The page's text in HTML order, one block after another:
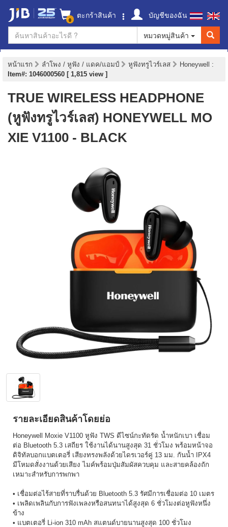
0 ตะกร้าสินค้า
บัญชีของฉัน
หมวดหมู่สินค้า
หน้าแรก ลำโพง / หูฟัง / แดค/แอมป์ หูฟังทรูไวร์เลส Honeywell :
Item#: 1046000560 [ 1,815 view ]
TRUE WIRELESS HEADPHONE
(หูฟังทรูไวร์เลส) HONEYWELL MO
XIE V1100 - BLACK
รายละเอียดสินค้าโดยย่อ
Honeywell Moxie V1100 หูฟัง TWS ดีไซน์กะทัดรัด น้ำหนักเบา เชื่อม
ต่อ Bluetooth 5.3 เสถียร ใช้งานได้นานสูงสุด 31 ชั่วโมง พร้อมหน้าจอ
ดิจิทัลบอกแบตเตอรี่ เสียงทรงพลังด้วยไดรเวอร์คู่ 13 มม. กันน้ำ IPX4
มีโหมดสั่งงานด้วยเสียง ไมค์พร้อมปุ่มสัมผัสควบคุม และสายคล้องถัก
เหมาะสำหรับการพกพา
• เชื่อมต่อไร้สายที่ราบรื่นด้วย Bluetooth 5.3 รัศมีการเชื่อมต่อ 10 เมตร
• เพลิดเพลินกับการฟังเพลงหรือสนทนาได้สูงสุด 6 ชั่วโมงต่อหูฟังหนึ่ง
ข้าง
• แบตเตอรี่ Li-ion 310 mAh สแตนด์บายนานสูงสุด 100 ชั่วโมง